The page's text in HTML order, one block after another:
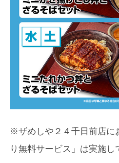
※ザめしや２４千日前店に
り無料サービス」は実施し